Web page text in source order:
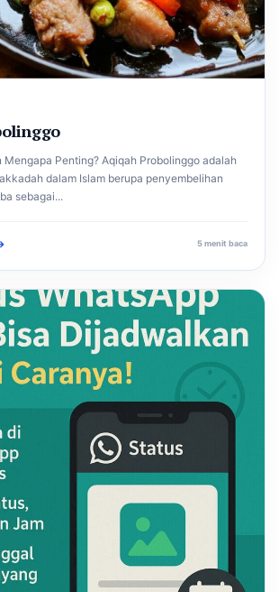
Mengapa Penting? Aqiqah Probolinggo adalah
dalam Islam berupa penyembelihan
sebagai...
5 menit baca